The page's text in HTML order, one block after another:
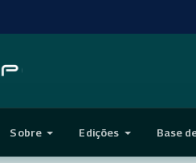
Sobre Edições Base